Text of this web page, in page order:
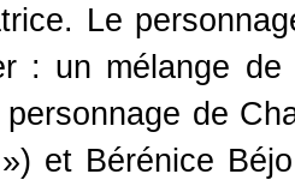
Le
: un mélange
de
et Bérénice